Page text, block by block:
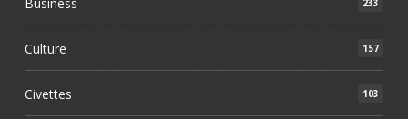
233
Culture 157
Civettes 103